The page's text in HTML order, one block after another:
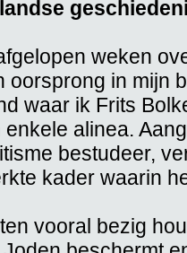
weken
oorsprong in mijn
waar ik Frits
alinea.
bestudeer,
kader waarin
vooral bezig